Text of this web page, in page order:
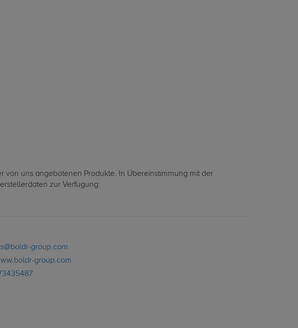
uns angebotenen Produkte. In Übereinstimmung mit der
zur Verfügung:
group.com
group.com